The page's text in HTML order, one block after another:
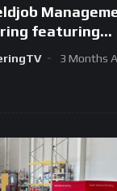
featuring
WeldCube
3 Months